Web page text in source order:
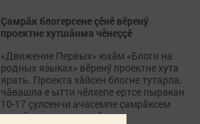
Çамрăк блогерсене çӗнӗ вӗренӳ
проектне хутшăнма чӗнеççӗ
«Движение Первых» юхăм «Блоги на
родных языках» вӗренӳ проектне хута
ярать. Проекта хăйсен блогне тутарла,
чăвашла е ытти чӗлхепе ертсе пыракан
10-17 çулсенчи ачасемпе çамрăксем
хутшăнма пултараççӗ.